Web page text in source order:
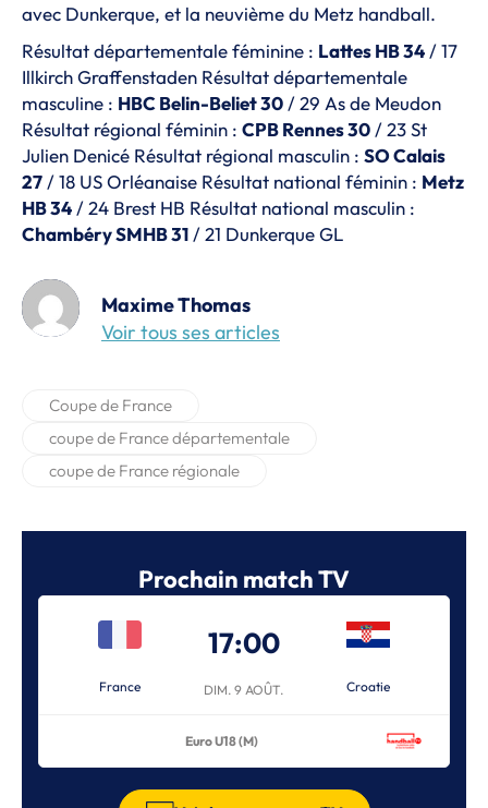
avec Dunkerque, et la neuvième du Metz handball.
Résultat départementale féminine : Lattes HB 34 / 17
Illkirch Graffenstaden Résultat départementale
masculine : HBC Belin-Beliet 30 / 29 As de Meudon
Résultat régional féminin : CPB Rennes 30 / 23 St
Julien Denicé Résultat régional masculin : SO Calais
27 / 18 US Orléanaise Résultat national féminin : Metz
HB 34 / 24 Brest HB Résultat national masculin :
Chambéry SMHB 31 / 21 Dunkerque GL
Maxime Thomas
Voir tous ses articles
Coupe de France
coupe de France départementale
coupe de France régionale
Prochain match TV
France
17:00
DIM. 9 AOÛT. Croatie
Euro U18 (M)